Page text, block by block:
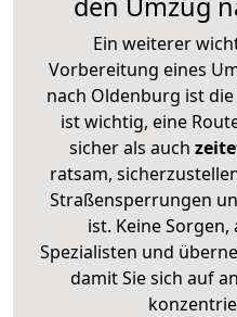
Ein weiterer
Vorbereitung eines
nach Oldenburg ist die
ist wichtig, eine
sicher als auch
ratsam,
Straßensperrungen
ist. Keine
Spezialisten und
damit Sie sich auf